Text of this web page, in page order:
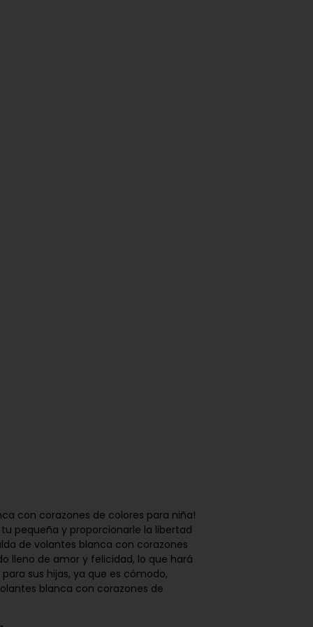
con corazones de colores para niña!
pequeña y proporcionarle la libertad
de volantes blanca con corazones
lleno de amor y felicidad, lo que hará
sus hijas, ya que es cómodo,
blanca con corazones de